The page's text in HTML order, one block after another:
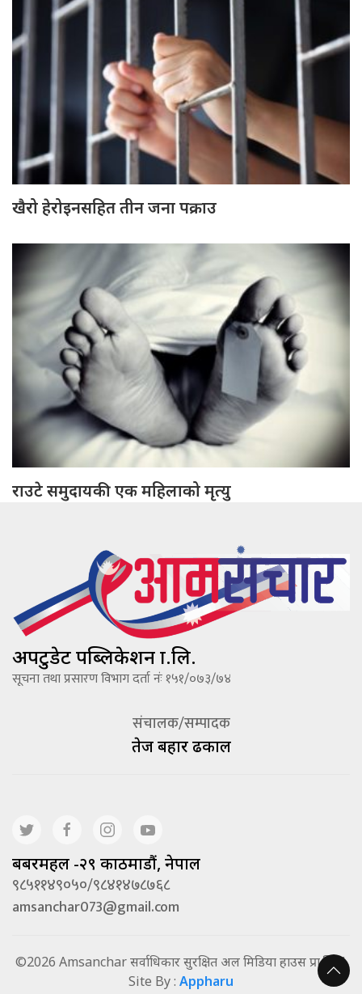
खैरो हेरोइनसहित तीन जना पक्राउ
राउटे समुदायकी एक महिलाको मृत्यु
अपटुडेट पब्लिकेशन प्रा.लि.
सूचना तथा प्रसारण विभाग दर्ता नंः १५१/०७३/७४
संचालक/सम्पादक
तेज बहादूर ढकाल
बबरमहल -२९ काठमाडौं, नेपाल
९८५११४९०५०/९८४१४७८७६८
amsanchar073@gmail.com
©2026 Amsanchar सर्वाधिकार सुरक्षित अल मिडिया हाउस प्रा.लि. |
Site By : Appharu